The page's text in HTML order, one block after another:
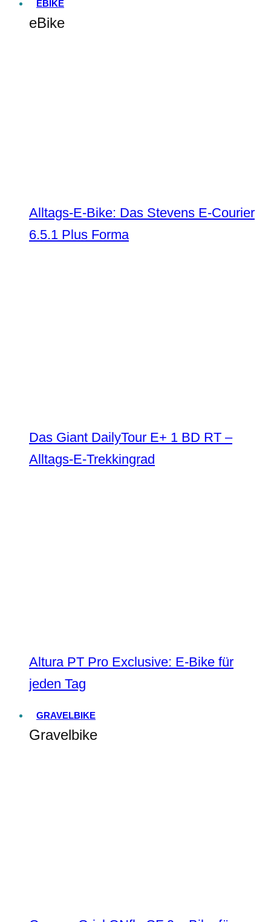
EBIKE
eBike
Alltags-E-Bike: Das Stevens E-Courier
6.5.1 Plus Forma
Das Giant DailyTour E+ 1 BD RT –
Alltags-E-Trekkingrad
Altura PT Pro Exclusive: E-Bike für
jeden Tag
GRAVELBIKE
Gravelbike